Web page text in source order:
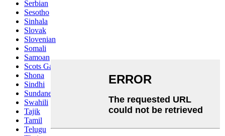
Serbian
Sesotho
Sinhala
Slovak
Slovenian
Somali
Samoan
Scots Gaelic
Shona
Sindhi
Sundanese
Swahili
Tajik
Tamil
Telugu